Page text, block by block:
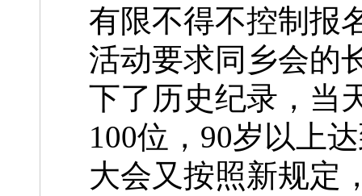
有限不得不控制报
活动要求同乡会的
下了历史纪录，当
100位，90岁以上
大会又按照新规定